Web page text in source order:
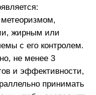
жирным или
с его контролем.
не менее 3
и эффективности,
принимать